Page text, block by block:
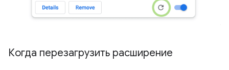
Когда перезагрузить расширение